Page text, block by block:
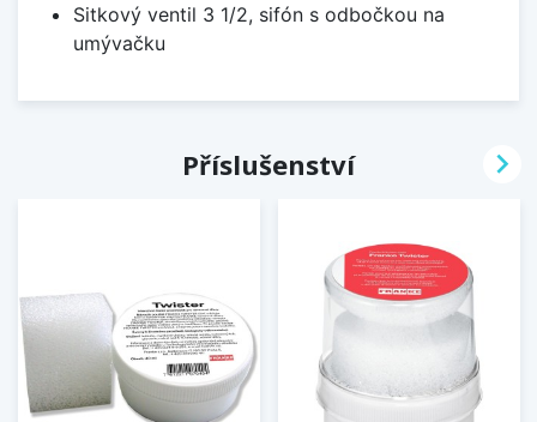
Sitkový ventil 3 1/2, sifón s odbočkou na
umývačku
Příslušenství 